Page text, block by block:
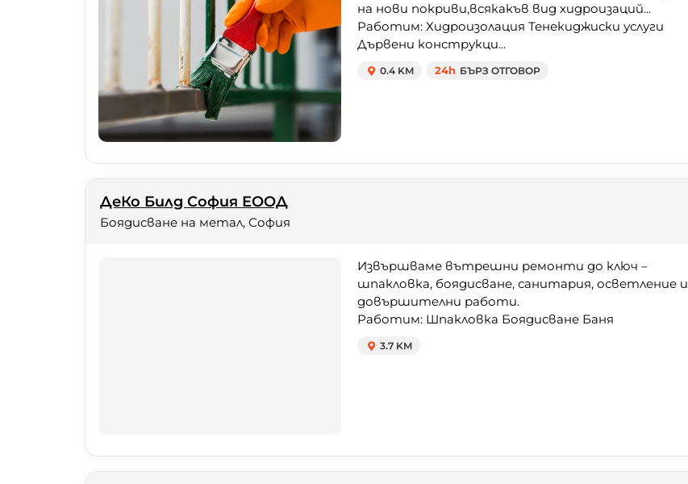
на нови покриви,всякакъв вид хидроизаций...
Работим: Хидроизолация Тенекиджиски услуги
Дървени конструкци...
0.4 KM 24h БЪРЗ ОТГОВОР
ДеКо Билд София ЕООД
Боядисване на метал, София
Извършваме вътрешни ремонти до ключ –
шпакловка, боядисване, санитария, осветление и
довършителни работи.
Работим: Шпакловка Боядисване Баня
3.7 KM